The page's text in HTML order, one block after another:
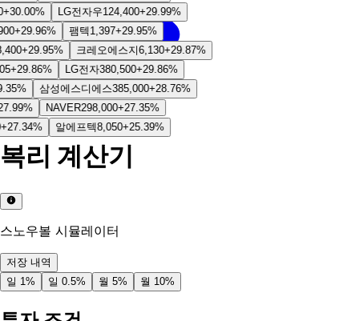
30.00% LG전자우124,400+29.99%
+29.96% 팸텍1,397+29.95%
+29.95% 크레오에스지6,130+29.87%
+29.86% LG전자380,500+29.86%
% 삼성에스디에스385,000+28.76%
% NAVER298,000+27.35%
27.34% 알에프텍8,050+25.39%
복리 계산기
스노우볼 시뮬레이터
저장 내역
일 1%
일 0.5% 월 5% 월 10%